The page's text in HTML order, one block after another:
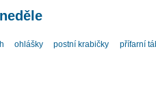
ohlášky postní krabičky přífarní